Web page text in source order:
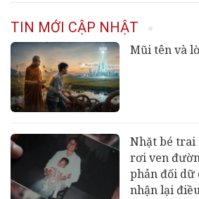
TIN MỚI CẬP NHẬT
Mũi tên và
Nhặt bé trai
rơi ven
phản đối dữ
nhận lại